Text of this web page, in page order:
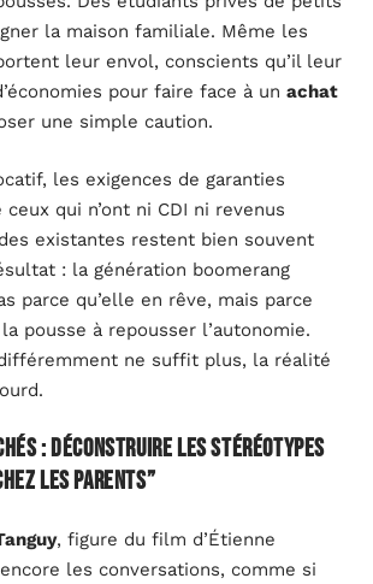
la maison familiale. Même les
leur envol, conscients qu’il leur
pour faire face à un achat
une simple caution.
les exigences de garanties
qui n’ont ni CDI ni revenus
existantes restent bien souvent
: la génération boomerang
parce qu’elle en rêve, mais parce
pousse à repousser l’autonomie.
différemment ne suffit plus, la réalité
: déconstruire les stéréotypes
les parents”
, figure du film d’Étienne
les conversations, comme si